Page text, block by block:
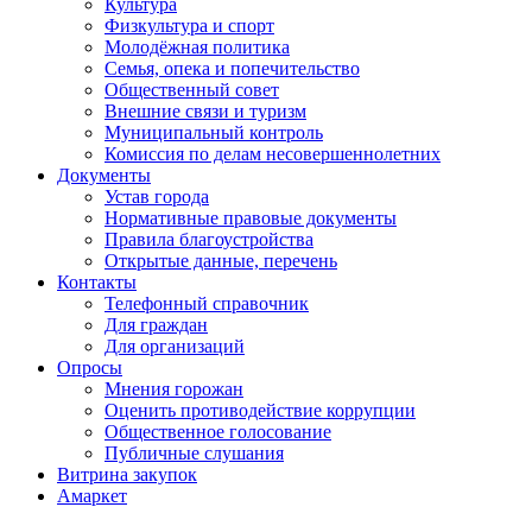
Культура
Физкультура и спорт
Молодёжная политика
Семья, опека и попечительство
Общественный совет
Внешние связи и туризм
Муниципальный контроль
Комиссия по делам несовершеннолетних
Документы
Устав города
Нормативные правовые документы
Правила благоустройства
Открытые данные, перечень
Контакты
Телефонный справочник
Для граждан
Для организаций
Опросы
Мнения горожан
Оценить противодействие коррупции
Общественное голосование
Публичные слушания
Витрина закупок
Амаркет